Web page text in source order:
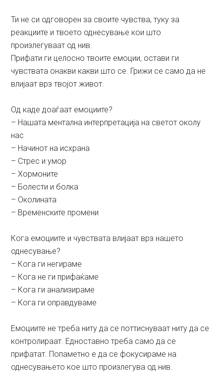
Ти не си одговорен за своите чувства, туку за
реакциите и твоето однесување кои што
произлегуваат од нив.
Прифати ги целосно твоите емоции, остави ги
чувствата онакви какви што се. Грижи се само да не
влијаат врз твојот живот.
Од каде доаѓаат емоциите?
– Нашата ментална интерпретација на светот околу
нас
– Начинот на исхрана
– Стрес и умор
– Хормоните
– Болести и болка
– Околината
– Временските промени
Кога емоциите и чувствата влијаат врз нашето
однесување?
– Кога ги негираме
– Кога не ги прифаќаме
– Кога ги анализираме
– Кога ги оправдуваме
Емоциите не треба ниту да се поттиснуваат ниту да се
контролираат. Едноставно треба само да се
прифатат. Попаметно е да се фокусираме на
однесувањето кое што произлегува од нив.